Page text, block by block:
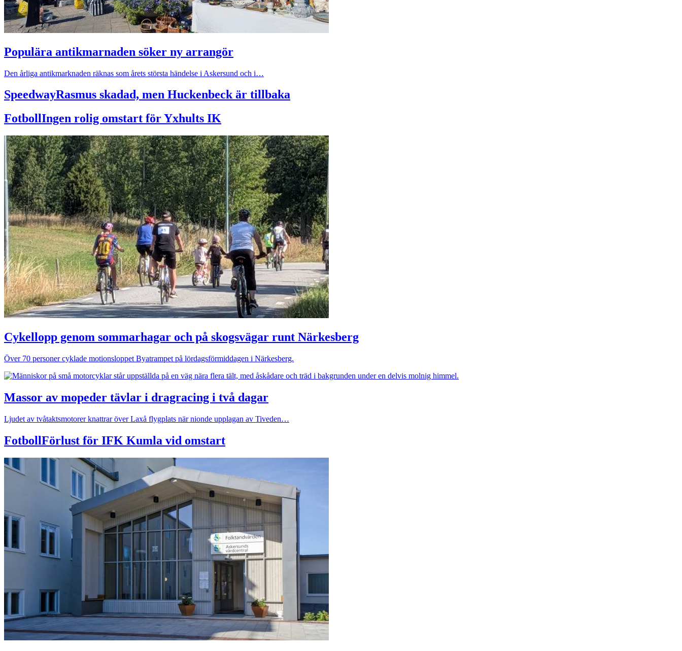
Populära antikmarnaden söker ny arrangör
Den årliga antikmarknaden räknas som årets största händelse i Askersund och i…
SpeedwayRasmus skadad, men Huckenbeck är tillbaka
FotbollIngen rolig omstart för Yxhults IK
Cykellopp genom sommarhagar och på skogsvägar runt Närkesberg
Över 70 personer cyklade motionsloppet Byatrampet på lördagsförmiddagen i Närkesberg.
Massor av mopeder tävlar i dragracing i två dagar
Ljudet av tvåtaktsmotorer knattrar över Laxå flygplats när nionde upplagan av Tiveden…
FotbollFörlust för IFK Kumla vid omstart